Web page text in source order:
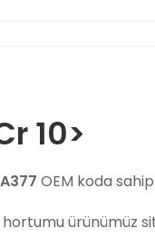
10>
OEM koda
ürünümüz